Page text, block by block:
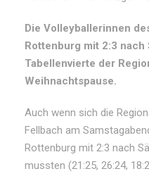
Die Volleyballerinnen
Rottenburg mit 2:3
Tabellenvierte der
Weihnachtspause.
Auch wenn sich die
Fellbach am
Rottenburg mit 2:3 nach
mussten (21:25, 26:24,